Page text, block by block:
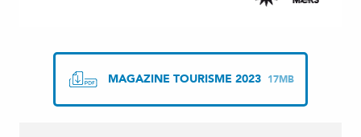
MAGAZINE TOURISME 2023 17MB